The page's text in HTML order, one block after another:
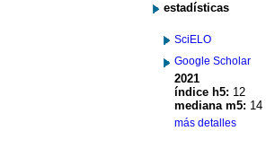
estadísticas
SciELO
Google Scholar
2021
índice h5: 12
mediana m5: 14
más detalles